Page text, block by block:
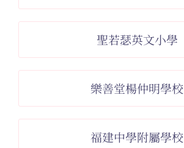
聖若瑟英文小學
樂善堂楊仲明學校
福建中學附屬學校